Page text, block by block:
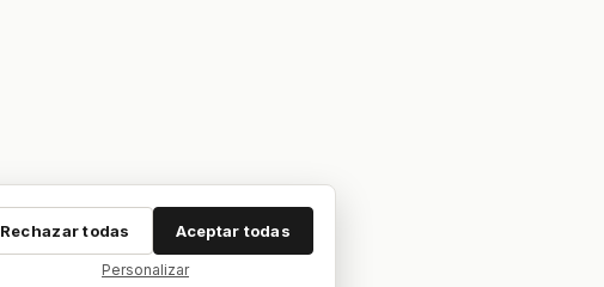
Rechazar todas Aceptar todas
Personalizar